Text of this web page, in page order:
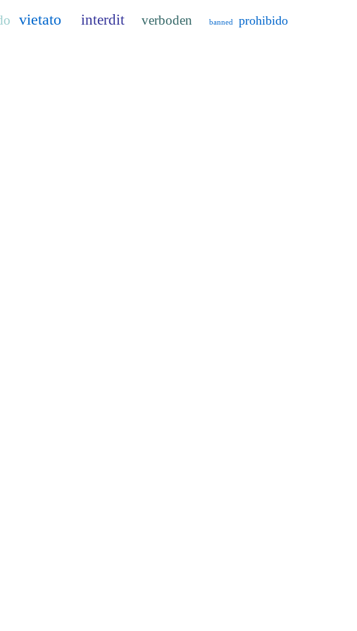
vietato interdit verboden banned prohibido